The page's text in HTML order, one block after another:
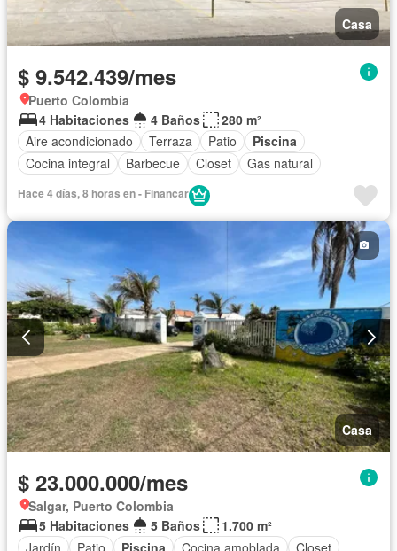
Casa
$ 9.542.439/mes
Puerto Colombia
4 Habitaciones
4 Baños
280 m²
Aire acondicionado
Terraza Patio
Piscina
Cocina integral
Barbecue Closet Gas natural
Hace 4 días, 8 horas en - Financar
Casa
$ 23.000.000/mes
Salgar, Puerto Colombia
5 Habitaciones
5 Baños
1.700 m²
Jardín
Patio Piscina Cocina amoblada Closet